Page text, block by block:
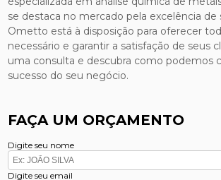
se destaca no mercado pela excelência de
Ometto está à disposição para oferecer
necessário e garantir a satisfação de seus
uma consulta e descubra como podemos
sucesso do seu negócio.
FAÇA UM ORÇAMENTO
Digite seu nome
Digite seu email